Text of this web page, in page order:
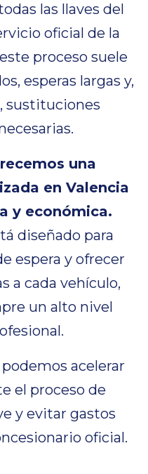
las llaves del
oficial de la
proceso suele
esperas largas y,
sustituciones
una
en Valencia
y económica.
diseñado para
espera y ofrecer
a cada vehículo,
un alto nivel
acelerar
el proceso de
y evitar gastos
oficial.